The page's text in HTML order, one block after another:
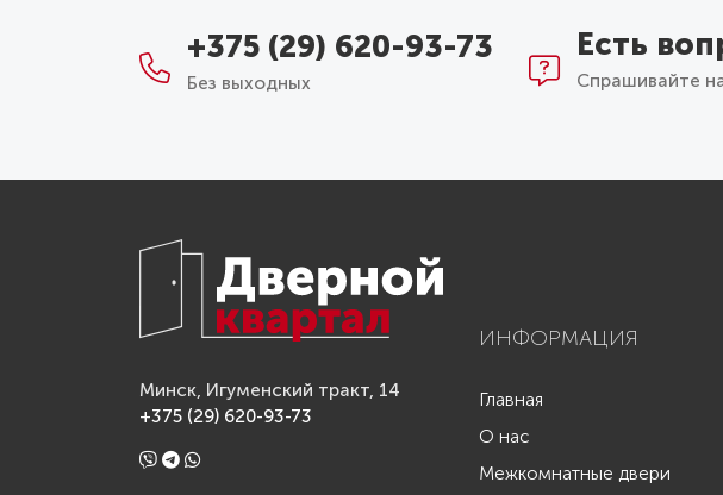
+375 (29) 620-93-73
Без выходных
Есть
Спрашивайте
Минск, Игуменский тракт, 14
+375 (29) 620-93-73
ИНФОРМАЦИЯ
Главная
О нас
Межкомнатные двери